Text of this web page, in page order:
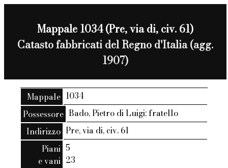
Mappale 1034 (Pre, via di, civ. 61)
Catasto fabbricati del Regno d'Italia (agg.
1907)
Mappale 1034
Possessore Bado, Pietro di Luigi; fratello
Indirizzo Pre, via di, civ. 61
Piani
e vani
5
23